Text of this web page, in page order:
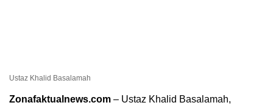
Ustaz Khalid Basalamah
Zonafaktualnews.com – Ustaz Khalid Basalamah,